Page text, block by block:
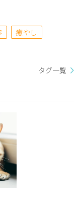
癒やし
タグ一覧